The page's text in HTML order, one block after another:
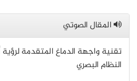
المقال الصوتي
تقنية واجهة الدماغ المتقدمة
النظام البصري